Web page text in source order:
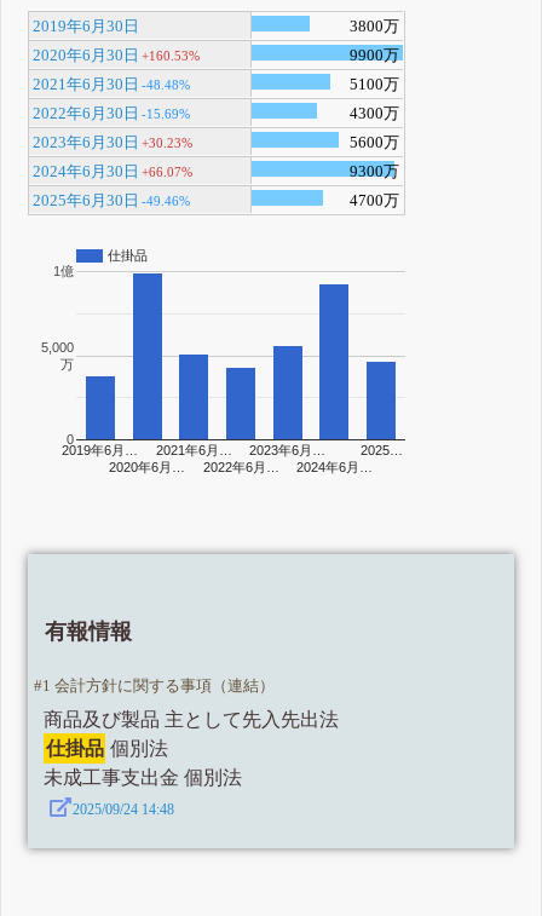
2019年6月30日
3800万
2020年6月30日 +160.53%
9900万
2021年6月30日 -48.48%
5100万
2022年6月30日 -15.69%
4300万
2023年6月30日 +30.23%
5600万
2024年6月30日 +66.07%
9300万
2025年6月30日 -49.46% 4700万
仕掛品
2019年6月…
2020年6月…
2021年6月…
2022年6月…
2023年6月…
2024年6月…
2025…
0
5,000
万
1億
有報情報
#1 会計方針に関する事項（連結）
商品及び製品 主として先入先出法
仕掛品 個別法
未成工事支出金 個別法
2025/09/24 14:48